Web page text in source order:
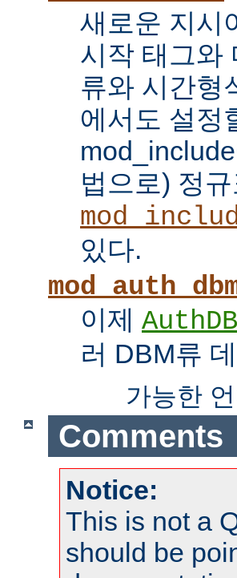
새로운 지시
시작 태그와
류와 시간형
에서도 설정
법으로) 정
있다.
이제
러 DBM류
가능한
Comments
Notice:
This is not a
should be